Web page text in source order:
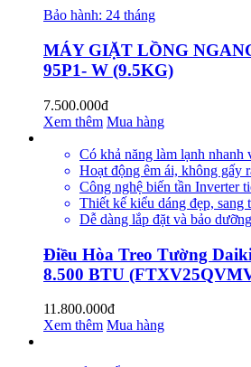
Bảo hành: 24 tháng
MÁY GIẶT LỒNG
95P1- W (9.5KG)
7.500.000đ
Xem thêm Mua hàng
Có khả năng làm lạnh nhanh
Hoạt động êm ái, không gấy
Công nghệ biến tần Inverter
Thiết kế kiểu dáng đẹp, sang
Dễ dàng lắp đặt và bảo
Điều Hòa Treo Tường
8.500 BTU
11.800.000đ
Xem thêm Mua hàng